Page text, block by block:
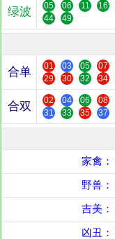
绿波 05 06 11 16
44
49
合单 01 03 05 07
29
30 32 34
合双 02 04 06 08
31
33 35 37
家禽：
野兽：
吉美：
凶丑：